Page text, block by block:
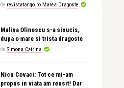
de revistatango.ro Marea Dragoste
Malina Olinescu s-a sinucis,
dupa o mare si trista dragoste
de Simona Catrina
Nicu Covaci: Tot ce mi-am
propus in viata am reusit! Dar